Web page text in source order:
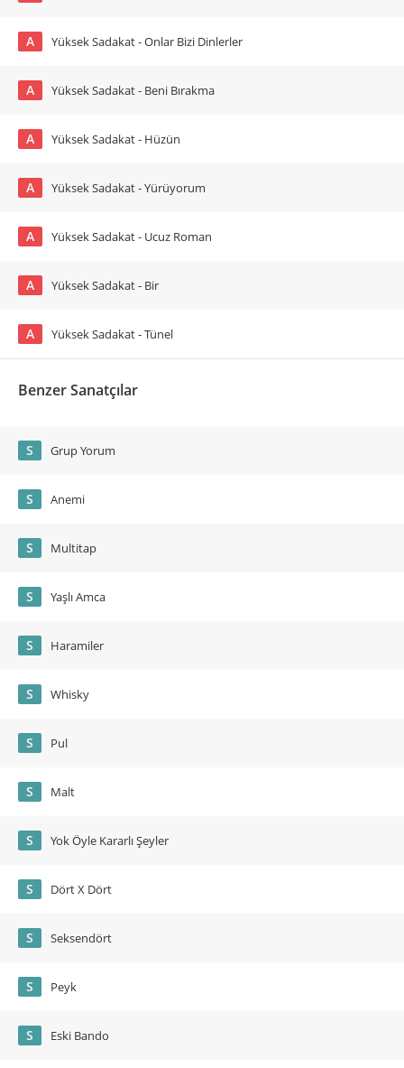
A Yüksek Sadakat - Onlar Bizi Dinlerler
A Yüksek Sadakat - Beni Bırakma
A Yüksek Sadakat - Hüzün
A Yüksek Sadakat - Yürüyorum
A Yüksek Sadakat - Ucuz Roman
A Yüksek Sadakat - Bir
A Yüksek Sadakat - Tünel
Benzer Sanatçılar
S Grup Yorum
S Anemi
S Multitap
S Yaşlı Amca
S Haramiler
S Whisky
S Pul
S Malt
S Yok Öyle Kararlı Şeyler
S Dört X Dört
S Seksendört
S Peyk
S Eski Bando